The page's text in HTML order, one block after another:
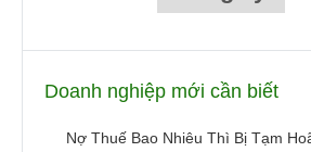
Doanh nghiệp mới cần biết
Nợ Thuế Bao Nhiêu Thì Bị Tạm